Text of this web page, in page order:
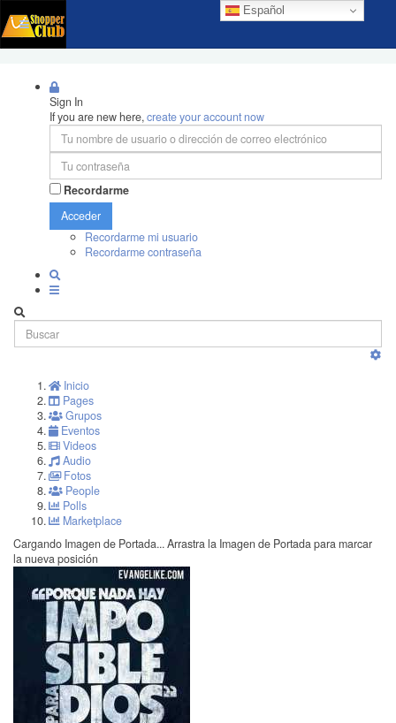
Español
Sign In
If you are new here,create your account now
Recordarme
Acceder
Recordarme mi usuario
Recordarme contraseña
Inicio
Pages
Grupos
Eventos
Videos
Audio
Fotos
People
Polls
Marketplace
Cargando Imagen de Portada... Arrastra la Imagen de Portada para marcar
la nueva posición